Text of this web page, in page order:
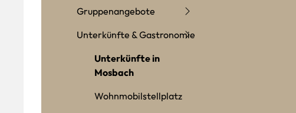
Gruppenangebote
Unterkünfte & Gastronomie
Unterkünfte in
Mosbach
Wohnmobilstellplatz